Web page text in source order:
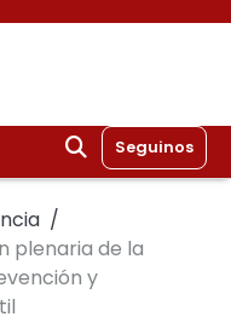
Seguinos
plenaria de la
y